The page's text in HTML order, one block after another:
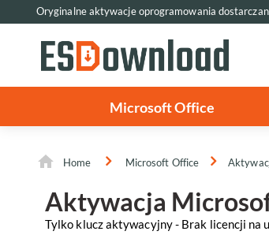
Oryginalne aktywacje oprogramowania
Microsoft Office
Home Microsoft Office
Aktywacja
Tylko klucz aktywacyjny - Brak licencji na